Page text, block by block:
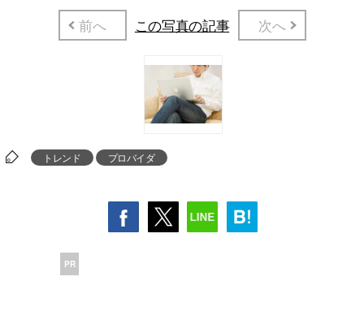
前へ
この写真の記事 次へ
トレンド プロバイダ
PR